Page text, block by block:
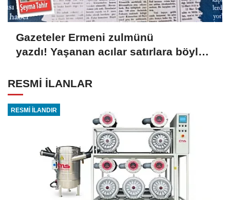
Gazeteler Ermeni zulmünü
yazdı! Yaşanan acılar satırlara böyle
RESMİ İLANLAR
RESMİ İLANDIR